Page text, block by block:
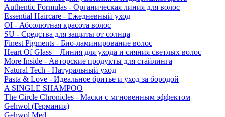
Authentic Formulas - Органическая линия для волос
Essential Haircare - Eжедневный уход
OI - Абсолютная красота волос
SU - Средства для защиты от солнца
Finest Pigments - Био-ламинирование волос
Heart Of Glass – Линия для ухода и сияния светлых волос
More Inside - Авторские продукты для стайлинга
Natural Tech - Натуральный уход
Pasta & Love - Идеальное бритье и уход за бородой
A SINGLE SHAMPOO
The Circle Chronicles - Маски с мгновенным эффектом
Gehwol (Германия)
Gehwol Med